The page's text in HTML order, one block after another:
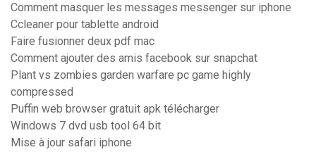
Comment masquer les messages messenger sur iphone
Ccleaner pour tablette android
Faire fusionner deux pdf mac
Comment ajouter des amis facebook sur snapchat
Plant vs zombies garden warfare pc game highly
compressed
Puffin web browser gratuit apk télécharger
Windows 7 dvd usb tool 64 bit
Mise à jour safari iphone